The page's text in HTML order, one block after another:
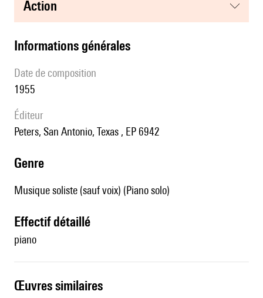
action
informations générales
date de composition
1955
éditeur
Peters, San Antonio, Texas , EP 6942
genre
Musique soliste (sauf voix) (Piano solo)
effectif détaillé
piano
œuvres similaires